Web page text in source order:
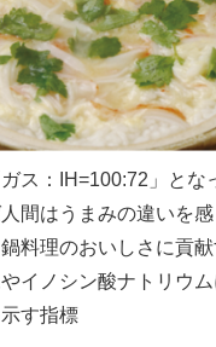
ス：IH=100:72」とな
間はうまみの違いを感
料理のおいしさに貢献
イノシン酸ナトリウ
す指標